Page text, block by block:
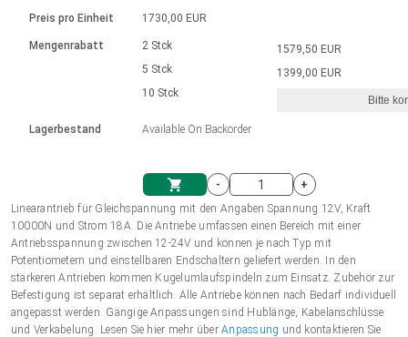
Einheitssystem
Einkaufswagen
Hubmagnete
230 - 50 Hz | 110 - 60 Hz
Drehzahlregelung für die AIS-Serie
Bürstenlose Gleichstrommotoren
mit Planetengetriebe und internem
Ø 28-42| 1-1400 rpm | <= 290Ncm
Bürstenlose DC Motor Controller
Gleichstrommotoren mit
Schneckengetriebe und Bürsten
Ø43-124mm | 31-425rpm | ≤ 41Nm
Treiber für Gleichstrommotoren mit
Synchron-Asynchron | für 1-4 Elektrozylinder
Synchron-Asynchron | für 1-4 Elektrozylinder
Français (EUR)
Polski (EUR)
Norsk (NOK)
Suomi (EUR)
Preis pro Einheit
Mengenrabatt
Lagerbestand
1730,00 EUR
2 Stck
5 Stck
10 Stck
Available On Backorder
1579,50 EUR
1399,00 EUR
Bitte
-
+
Linearantrieb für Gleichspannung mit den Angaben Spannung 12V, Kraft
10000N und Strom 18A. Die Antriebe umfassen einen Bereich mit einer
Antriebsspannung zwischen 12-24V und können je nach Typ mit
Potentiometern und einstellbaren Endschaltern geliefert werden. In den
stärkeren Antrieben kommen Kugelumlaufspindeln zum Einsatz. Zubehör zur
Befestigung ist separat erhältlich. Alle Antriebe können nach Bedarf individuell
angepasst werden. Gängige Anpassungen sind Hublänge, Kabelanschlüsse
und Verkabelung. Lesen Sie hier mehr überAnpassung und kontaktieren Sie